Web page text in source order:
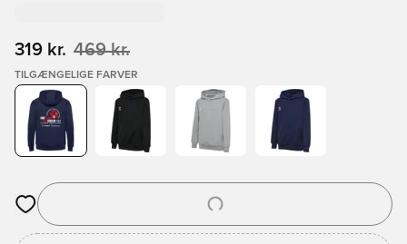
319 kr. 469 kr.
TILGÆNGELIGE FARVER
Åbner en Modal til at logge ind eller tilmelde dig som medlem